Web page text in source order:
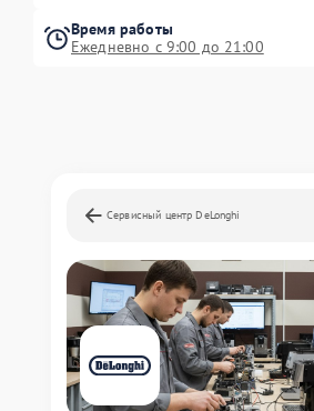
Время работы
Ежедневно с 9:00 до 21:00
Сервисный центр DeLonghi